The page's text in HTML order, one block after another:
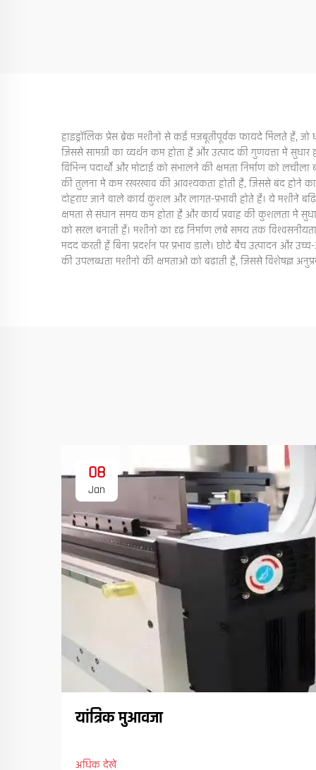
हाइड्रॉलिक प्रेस ब्रेक मशीनों से कई मजबूतीपूर्वक फायदे मिलते हैं, जो
जिससे सामग्री का व्यर्थन कम होता है और उत्पाद की गुणवत्ता में
विभिन्न पदार्थों और मोटाई को संभालने की क्षमता निर्माण को
की तुलना में कम रखरखाव की आवश्यकता होती है, जिससे बंद होने
दोहराए जाने वाले कार्य कुशल और लागत-प्रभावी होते हैं। ये मशीनें
क्षमता से संधान समय कम होता है और कार्य प्रवाह की कुशलता में
को सरल बनाती हैं। मशीनों का दृढ़ निर्माण लंबे समय तक
मदद करती हैं बिना प्रदर्शन पर प्रभाव डाले। छोटे बैच उत्पादन
की उपलब्धता मशीनों की क्षमताओं को बढ़ाती है, जिससे विशेषज्ञ
08
Jan
यांत्रिक मुआवजा
अधिक देखें